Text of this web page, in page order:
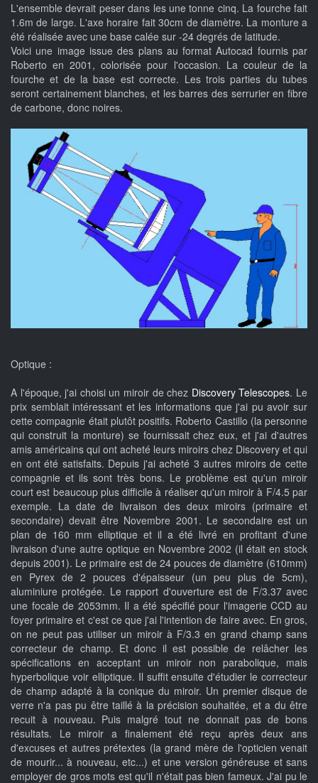
L'ensemble devrait peser dans les une tonne cinq. La fourche fait
1.6m de large. L'axe horaire fait 30cm de diamètre. La monture a
été réalisée avec une base calée sur -24 degrés de latitude.
Voici une image issue des plans au format Autocad fournis par
Roberto en 2001, colorisée pour l'occasion. La couleur de la
fourche et de la base est correcte. Les trois parties du tubes
seront certainement blanches, et les barres des serrurier en fibre
de carbone, donc noires.
Optique :
A l'époque, j'ai choisi un miroir de chez Discovery Telescopes. Le
prix semblait intéressant et les informations que j'ai pu avoir sur
cette compagnie était plutôt positifs. Roberto Castillo (la personne
qui construit la monture) se fournissait chez eux, et j'ai d'autres
amis américains qui ont acheté leurs miroirs chez Discovery et qui
en ont été satisfaits. Depuis j'ai acheté 3 autres miroirs de cette
compagnie et ils sont très bons. Le problème est qu'un miroir
court est beaucoup plus difficile à réaliser qu'un miroir à F/4.5 par
exemple. La date de livraison des deux miroirs (primaire et
secondaire) devait être Novembre 2001. Le secondaire est un
plan de 160 mm elliptique et il a été livré en profitant d'une
livraison d'une autre optique en Novembre 2002 (il était en stock
depuis 2001). Le primaire est de 24 pouces de diamètre (610mm)
en Pyrex de 2 pouces d'épaisseur (un peu plus de 5cm),
aluminiure protégée. Le rapport d'ouverture est de F/3.37 avec
une focale de 2053mm. Il a été spécifié pour l'imagerie CCD au
foyer primaire et c'est ce que j'ai l'intention de faire avec. En gros,
on ne peut pas utiliser un miroir à F/3.3 en grand champ sans
correcteur de champ. Et donc il est possible de relâcher les
spécifications en acceptant un miroir non parabolique, mais
hyperbolique voir elliptique. Il suffit ensuite d'étudier le correcteur
de champ adapté à la conique du miroir. Un premier disque de
verre n'a pas pu être taillé à la précision souhaitée, et a du être
recuit à nouveau. Puis malgré tout ne donnait pas de bons
résultats. Le miroir a finalement été reçu après deux ans
d'excuses et autres prétextes (la grand mère de l'opticien venait
de mourir... à nouveau, etc...) et une version généreuse et sans
employer de gros mots est qu'il n'était pas bien fameux. J'ai pu le